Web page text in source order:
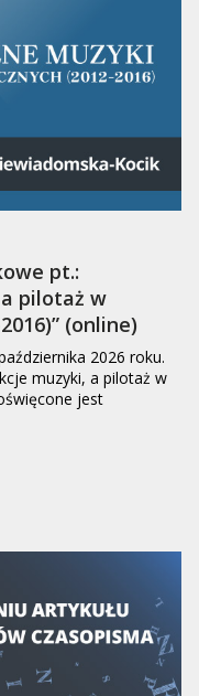
pt.:
a pilotaż w
(online)
2026 roku.
muzyki, a pilotaż w
jest